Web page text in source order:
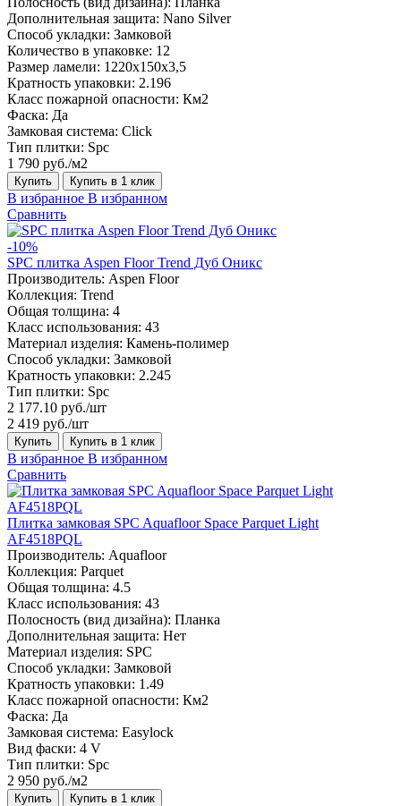
Дополнительная защита: Nano Silver
Способ укладки: Замковой
Количество в упаковке: 12
Размер ламели: 1220х150х3,5
Кратность упаковки: 2.196
Класс пожарной опасности: Км2
Фаска: Да
Замковая система: Click
Тип плитки: Spc
1 790 руб./м2
Купить Купить в 1 клик
В избранное В избранном
Сравнить
-10%
SPC плитка Aspen Floor Trend Дуб Оникс
Производитель: Aspen Floor
Коллекция: Trend
Общая толщина: 4
Класс использования: 43
Материал изделия: Камень-полимер
Способ укладки: Замковой
Кратность упаковки: 2.245
Тип плитки: Spc
2 177.10 руб./шт
2 419 руб./шт
Купить Купить в 1 клик
В избранное В избранном
Сравнить
Плитка замковая SPC Aquafloor Space Parquet Light
AF4518PQL
Производитель: Aquafloor
Коллекция: Parquet
Общая толщина: 4.5
Класс использования: 43
Полосность (вид дизайна): Планка
Дополнительная защита: Нет
Материал изделия: SPC
Способ укладки: Замковой
Кратность упаковки: 1.49
Класс пожарной опасности: Км2
Фаска: Да
Замковая система: Easylock
Вид фаски: 4 V
Тип плитки: Spc
2 950 руб./м2
Купить Купить в 1 клик